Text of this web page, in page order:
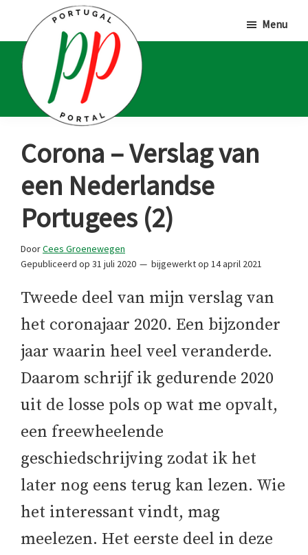
hoofd
inhoud
eerste
sidebar
voettekst
Portal
Portugalliefhebbers
en
-
fanaten
Menu
Corona – Verslag van
een Nederlandse
Portugees (2)
DoorCees Groenewegen
Gepubliceerd op 31 juli 2020 bijgewerkt op 14 april 2021
Tweede deel van mijn verslag van
het coronajaar 2020. Een bijzonder
jaar waarin heel veel veranderde.
Daarom schrijf ik gedurende 2020
uit de losse pols op wat me opvalt,
een freewheelende
geschiedschrijving zodat ik het
later nog eens terug kan lezen. Wie
het interessant vindt, mag
meelezen. Het eerste deel in deze